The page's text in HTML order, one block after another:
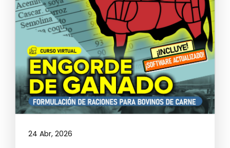
24 Abr, 2026